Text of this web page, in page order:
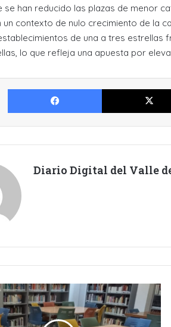
se han reducido las plazas de menor
contexto de nulo crecimiento de la
de una a tres estrellas
lo que refleja una apuesta por
Facebook
Diario Digital del Valle